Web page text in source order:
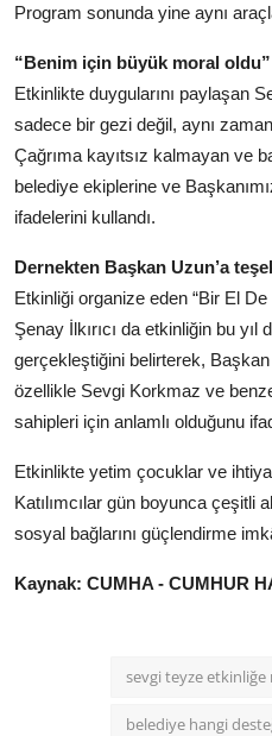
Program sonunda yine aynı
“Benim için büyük moral oldu”
Etkinlikte duygularını paylaşan
sadece bir gezi değil, aynı
Çağrıma kayıtsız kalmayan ve
belediye ekiplerine ve
ifadelerini kullandı.
Dernekten Başkan Uzun’a
Etkinliği organize eden “Bir El
Şenay İlkırıcı da etkinliğin bu yıl
gerçekleştiğini belirterek, Başkan
özellikle Sevgi Korkmaz ve
sahipleri için anlamlı olduğunu
Etkinlikte yetim çocuklar ve
Katılımcılar gün boyunca çeşitli
sosyal bağlarını güçlendirme
Kaynak: CUMHA - CUMHUR
sevgi teyze etkinliğe
belediye hangi